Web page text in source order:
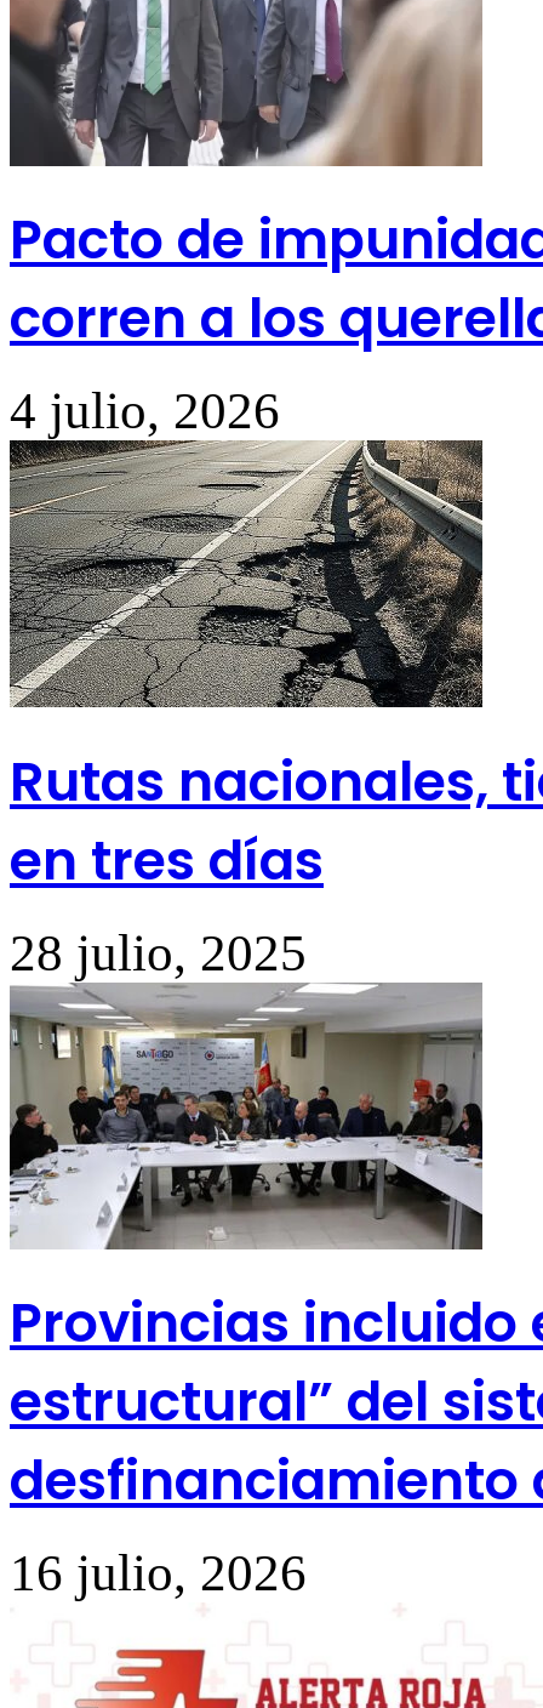
Pacto de
corren a los
4 julio, 2026
Rutas nacionales,
en tres días
28 julio, 2025
Provincias incluido
estructural” del
desfinanciamiento
16 julio, 2026